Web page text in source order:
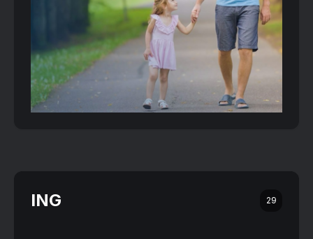
ING 29